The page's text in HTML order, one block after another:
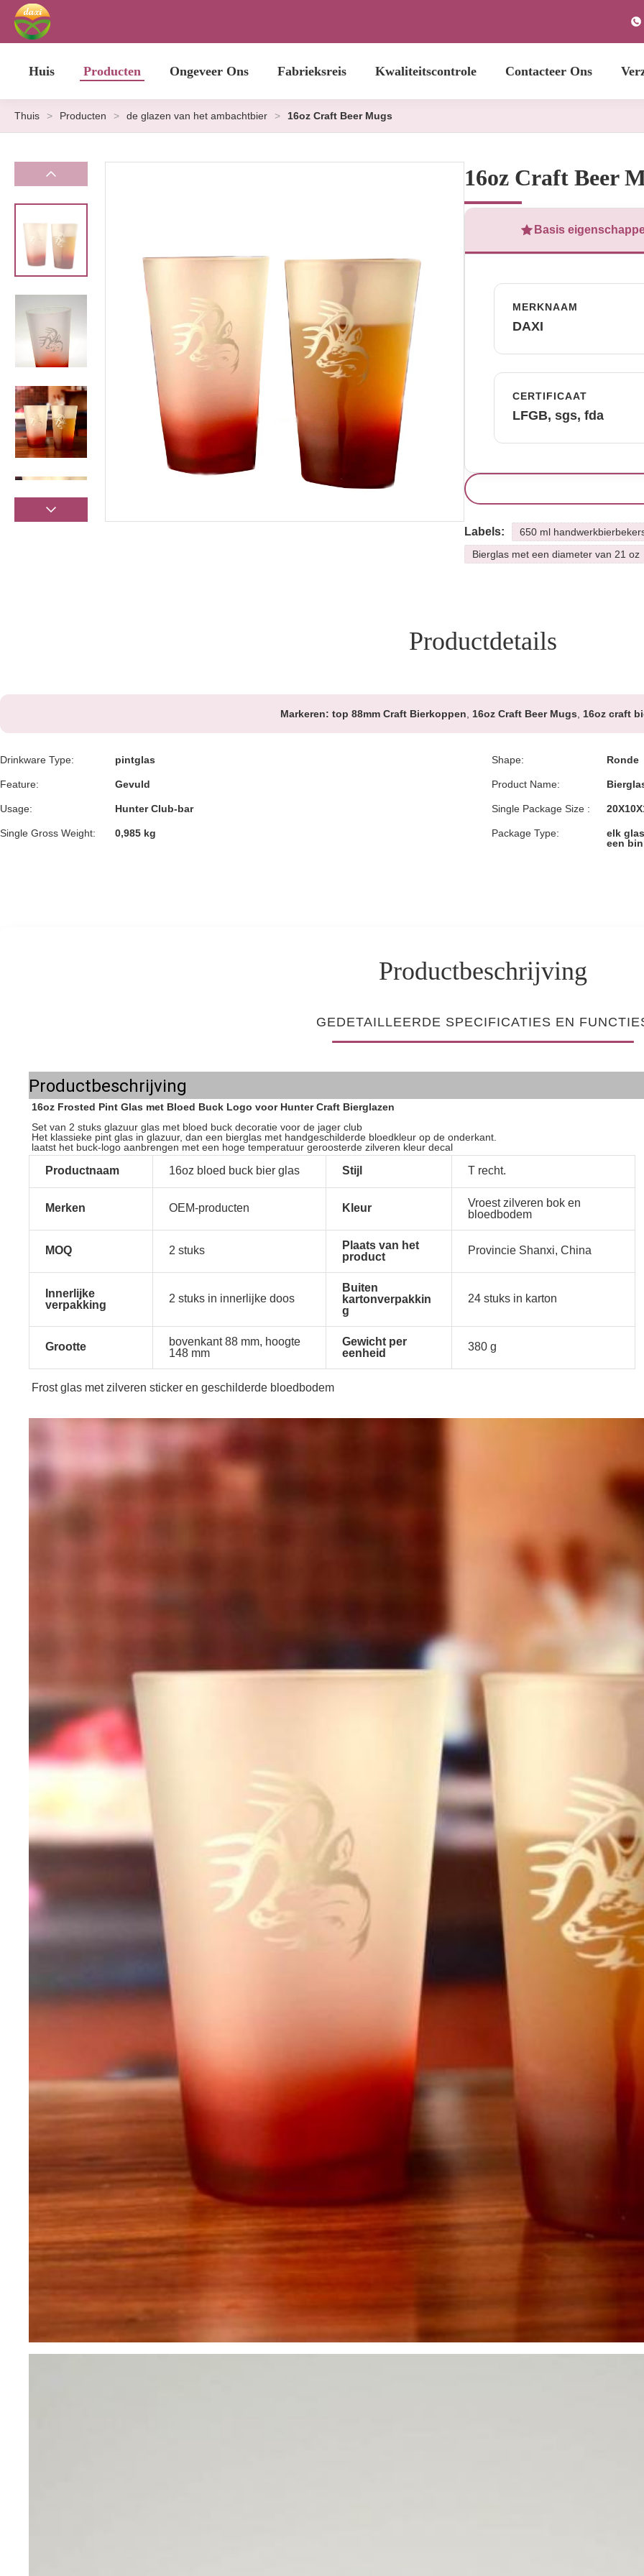
Huis Producten Ongeveer Ons Fabrieksreis Kwaliteitscontrole Contacteer Ons
Thuis > Producten > de glazen van het ambachtbier > 16oz Craft Beer Mugs
16oz Craft Beer
Basis
MERKNAAM
DAXI
CERTIFICAAT
LFGB, sgs, fda
Labels:
650 ml
Bierglas met een diameter van 21 oz
Productdetails
Markeren: top 88mm Craft Bierkoppen 16oz Craft Beer Mugs 16oz craft
Drinkware Type: pintglas Shape: Ronde
Feature: Gevuld Product Name:
Usage: Hunter Club-bar Single Package Size :
Single Gross Weight: 0,985 kg Package Type:
elk
een
Productbeschrijving
GEDETAILLEERDE SPECIFICATIES EN
Productbeschrijving
16oz Frosted Pint Glas met Bloed Buck Logo voor Hunter Craft Bierglazen
Set van 2 stuks glazuur glas met bloed buck decoratie voor de jager club
Het klassieke pint glas in glazuur, dan een bierglas met handgeschilderde bloedkleur op de onderkant.
laatst het buck-logo aanbrengen met een hoge temperatuur geroosterde zilveren kleur decal
Productnaam 16oz bloed buck bier glas Stijl T recht.
Merken OEM-producten Kleur
Vroest zilveren bok en
bloedbodem
MOQ 2 stuks
Plaats van het
product
Provincie Shanxi, China
Innerlijke
verpakking
2 stuks in innerlijke doos
Buiten
kartonverpakkin
g
24 stuks in karton
Grootte
bovenkant 88 mm, hoogte
148 mm
Gewicht per
eenheid
380 g
Frost glas met zilveren sticker en geschilderde bloedbodem